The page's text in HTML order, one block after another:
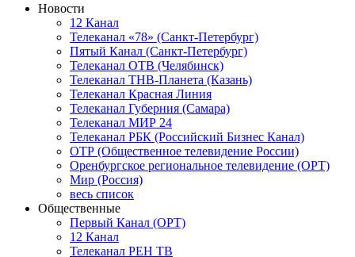
Новости
12 Канал
Телеканал «78» (Санкт-Петербург)
Пятый Канал (Санкт-Петербург)
Телеканал ОТВ (Челябинск)
Телеканал ТНВ-Планета (Казань)
Телеканал Красная Линия
Телеканал Губерния (Самара)
Телеканал МИР 24
Телеканал РБК (Российский Бизнес Канал)
ОТР (Общественное телевидение России)
Оренбургское региональное телевидение (ОРТ)
Мир (Россия)
весь список
Общественные
Первый Канал (ОРТ)
12 Канал
Телеканал РЕН ТВ